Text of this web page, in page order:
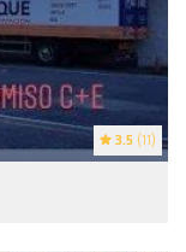
3.5 (11)